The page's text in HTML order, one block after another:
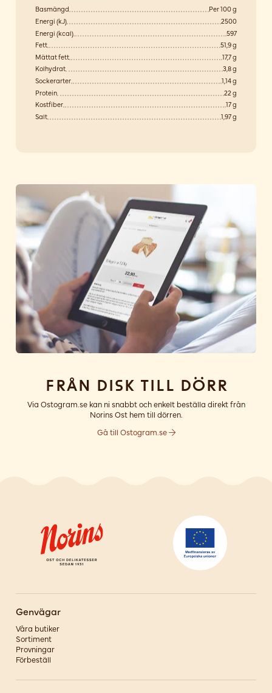
Basmängd
Per 100 g
Energi (kJ)
2500
Energi (kcal)
597
Fett
51,9 g
Mättat fett
17,7 g
Kolhydrat
3,8 g
Sockerarter
1,14 g
Protein
22 g
Kostfiber
17 g
Salt
1,97 g
Från disk till dörr
Via Ostogram.se kan ni snabbt och enkelt beställa direkt från
Norins Ost hem till dörren.
Gå till Ostogram.se
Genvägar
Våra butiker
Sortiment
Provningar
Förbeställ